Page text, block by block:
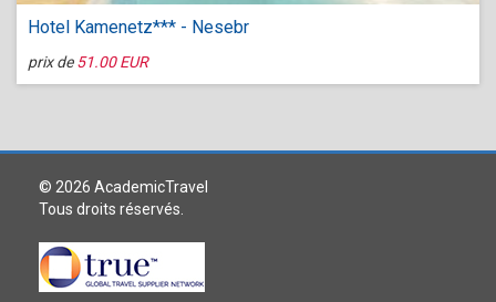
Hotel Kamenetz*** - Nesebr
prix de51.00 EUR
© 2026 AcademicTravel
Tous droits réservés.